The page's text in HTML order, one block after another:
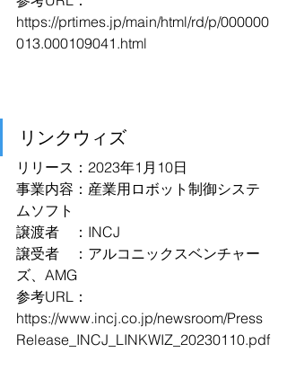
https://prtimes.jp/main/html/rd/p/000000
013.000109041.html
リンクウィズ
リリース：2023年1月10日
事業内容：産業用ロボット制御システ
ムソフト
譲渡者　：INCJ
譲受者　：アルコニックスベンチャー
ズ、AMG
参考URL：
https://www.incj.co.jp/newsroom/Press
Release_INCJ_LINKWIZ_20230110.pdf